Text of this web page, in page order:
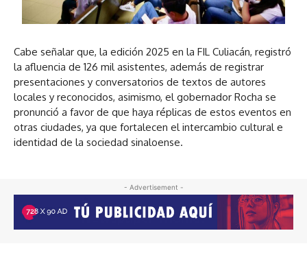
Cabe señalar que, la edición 2025 en la FIL Culiacán, registró
la afluencia de 126 mil asistentes, además de registrar
presentaciones y conversatorios de textos de autores
locales y reconocidos, asimismo, el gobernador Rocha se
pronunció a favor de que haya réplicas de estos eventos en
otras ciudades, ya que fortalecen el intercambio cultural e
identidad de la sociedad sinaloense.
- Advertisement -